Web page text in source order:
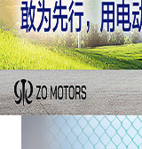
日本校园中失落
程千凡 评论
日本华侨报 2024/11/3